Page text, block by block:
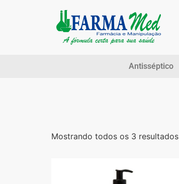
Antisséptico
Mostrando todos os 3 resultados